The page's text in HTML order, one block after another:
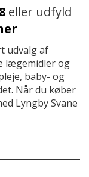
eller udfyld
udvalg af
lægemidler og
baby- og
Når du køber
Lyngby Svane